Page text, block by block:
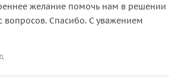
желание помочь нам в решении
вопросов. Спасибо. С уважением